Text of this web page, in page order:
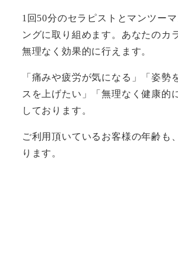
1回50分のセラピストとマンツー
ングに取り組めます。あなたのカ
無理なく効果的に行えます。
「痛みや疲労が気になる」「姿
スを上げたい」「無理なく健康的
しております。
ご利用頂いているお客様の年齢も
ります。